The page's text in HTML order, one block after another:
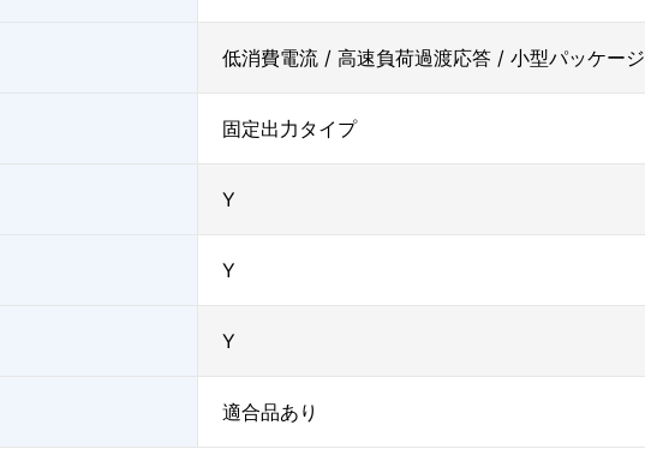
低消費電流 / 高速負荷過渡応答 / 小型パッケージ
固定出力タイプ
Y
Y
Y
適合品あり